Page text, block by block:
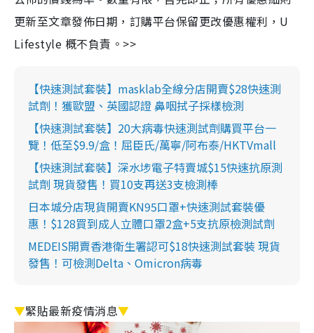
更新至文章發佈日期，訂購平台保留更改優惠權利，U
Lifestyle 概不負責。>>
【快速測試套裝】masklab全線分店開賣$28快速測
試劑！獲歐盟、英國認證 鼻咽拭子採樣檢測
【快速測試套裝】20大病毒快速測試劑購買平台一
覽！低至$9.9/盒！屈臣氏/萬寧/阿布泰/HKTVmall
【快速測試套裝】深水埗電子特賣城$15快速抗原測
試劑 現貨發售！買10支再送3支檢測棒
日本城分店現貨開賣KN95口罩+快速測試套裝優
惠！$128買到成人立體口罩2盒+5支抗原檢測試劑
MEDEIS開賣香港衛生署認可$18快速測試套裝 現貨
發售！可檢測Delta、Omicron病毒
▼緊貼最新疫情消息▼